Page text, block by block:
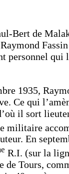
Bert de
personnel qui
1935,
Ce qui
il sort
militaire
En
R.I. (sur la
de Tours,